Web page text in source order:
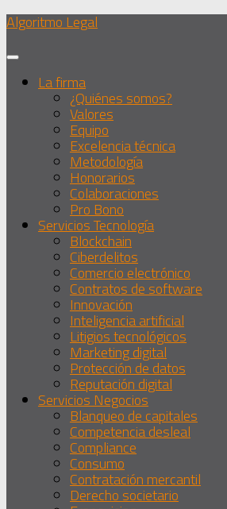
Debajo
del
contenido
Algoritmo Legal
La firma
¿Quiénes somos?
Valores
Equipo
Excelencia técnica
Metodología
Honorarios
Colaboraciones
Pro Bono
Servicios Tecnología
Blockchain
Ciberdelitos
Comercio electrónico
Contratos de software
Innovación
Inteligencia artificial
Litigios tecnológicos
Marketing digital
Protección de datos
Reputación digital
Servicios Negocios
Blanqueo de capitales
Competencia desleal
Compliance
Consumo
Contratación mercantil
Derecho societario